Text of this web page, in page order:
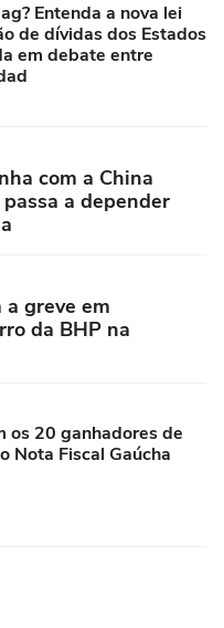
Entenda a nova lei
de dívidas dos Estados
em debate entre
com a China
a depender
greve em
da BHP na
os 20 ganhadores de
Nota Fiscal Gaúcha